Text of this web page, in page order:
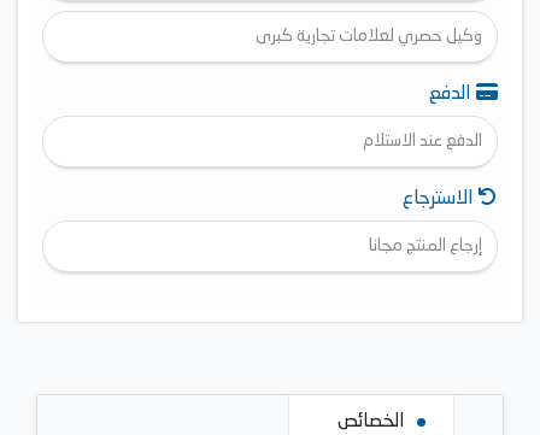
وكيل حصري لعلامات تجارية كبرى
الدفع
الدفع عند الاستلام
الاسترجاع
إرجاع المنتج مجانا
الخصائص